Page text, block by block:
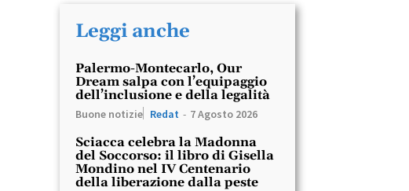
Leggi anche
Palermo-Montecarlo, Our
Dream salpa con l’equipaggio
dell’inclusione e della legalità
Buone notizie Redat - 7 Agosto 2026
Sciacca celebra la Madonna
del Soccorso: il libro di Gisella
Mondino nel IV Centenario
della liberazione dalla peste